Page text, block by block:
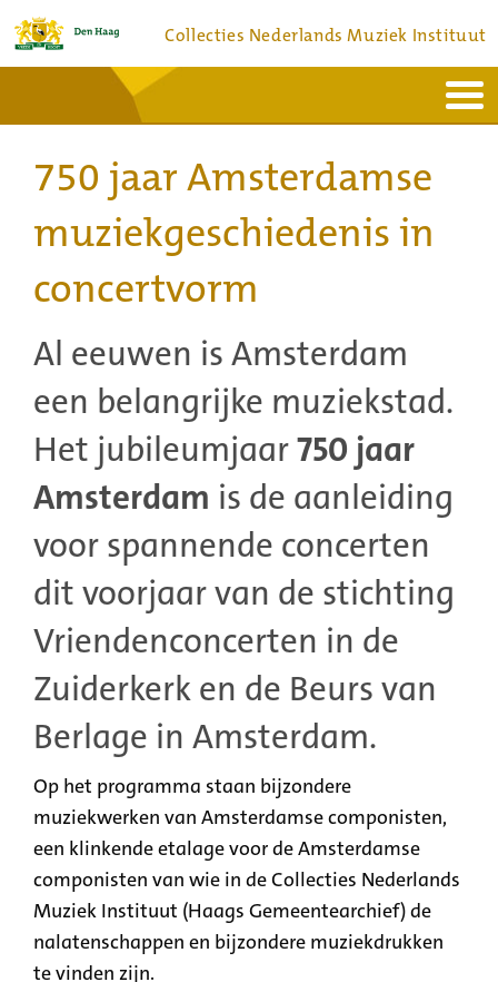
Collecties Nederlands Muziek Instituut
Bronnen en collecties
Dienstverlening
Bezoek
Over
750 jaar Amsterdamse
muziekgeschiedenis in
concertvorm
Al eeuwen is Amsterdam
een belangrijke muziekstad.
Het jubileumjaar750 jaar
Amsterdam is de aanleiding
voor spannende concerten
dit voorjaar van de stichting
Vriendenconcerten in de
Zuiderkerk en de Beurs van
Berlage in Amsterdam.
Op het programma staan bijzondere
muziekwerken van Amsterdamse componisten,
een klinkende etalage voor de Amsterdamse
componisten van wie in de Collecties Nederlands
Muziek Instituut (Haags Gemeentearchief) de
nalatenschappen en bijzondere muziekdrukken
te vinden zijn.